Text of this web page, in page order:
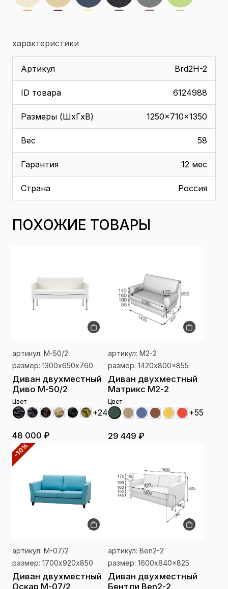
характеристики
Артикул Brd2H-2
ID товара 6124988
Размеры (ШхГхВ) 1250x710x1350
Вес 58
Гарантия 12 мес
Страна Россия
ПОХОЖИЕ ТОВАРЫ
артикул: M-50/2
размер: 1300х650х760
Диван двухместный
Диво M-50/2
Цвет
+24
48 000 ₽
артикул: М2-2
размер: 1420x800x855
Диван двухместный
Матрикс М2-2
Цвет
+55
29 449 ₽
-10%
артикул: М-07/2
размер: 1700х920х850
Диван двухместный
Оскар М-07/2
артикул: Ben2-2
размер: 1600x840x825
Диван двухместный
Бентли Ben2-2